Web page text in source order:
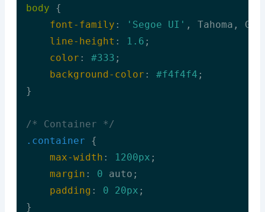
body {
font-family : 'Segoe UI' , Tahoma,
line-height : 1.6 ;
color : #333 ;
background-color : #f4f4f4 ;
}
/* Container */
.container {
max-width : 1200px ;
margin : 0 auto;
padding : 0 20px ;
}